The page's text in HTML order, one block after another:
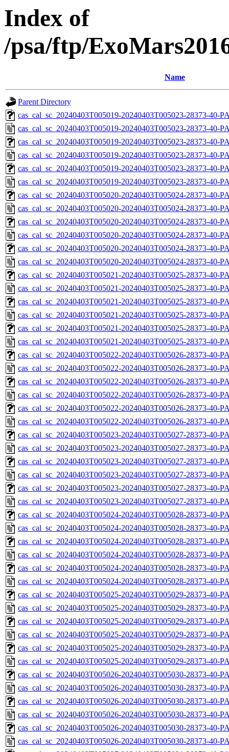
Index of
/psa/ftp/
Name
Parent Directory
cas_cal_sc_20240403T005019-20240403T005023-28373-40-
cas_cal_sc_20240403T005019-20240403T005023-28373-40-
cas_cal_sc_20240403T005019-20240403T005023-28373-40-
cas_cal_sc_20240403T005019-20240403T005023-28373-40-
cas_cal_sc_20240403T005019-20240403T005023-28373-40-
cas_cal_sc_20240403T005019-20240403T005023-28373-40-
cas_cal_sc_20240403T005020-20240403T005024-28373-40-
cas_cal_sc_20240403T005020-20240403T005024-28373-40-
cas_cal_sc_20240403T005020-20240403T005024-28373-40-
cas_cal_sc_20240403T005020-20240403T005024-28373-40-
cas_cal_sc_20240403T005020-20240403T005024-28373-40-
cas_cal_sc_20240403T005020-20240403T005024-28373-40-
cas_cal_sc_20240403T005021-20240403T005025-28373-40-
cas_cal_sc_20240403T005021-20240403T005025-28373-40-
cas_cal_sc_20240403T005021-20240403T005025-28373-40-
cas_cal_sc_20240403T005021-20240403T005025-28373-40-
cas_cal_sc_20240403T005021-20240403T005025-28373-40-
cas_cal_sc_20240403T005021-20240403T005025-28373-40-
cas_cal_sc_20240403T005022-20240403T005026-28373-40-
cas_cal_sc_20240403T005022-20240403T005026-28373-40-
cas_cal_sc_20240403T005022-20240403T005026-28373-40-
cas_cal_sc_20240403T005022-20240403T005026-28373-40-
cas_cal_sc_20240403T005022-20240403T005026-28373-40-
cas_cal_sc_20240403T005022-20240403T005026-28373-40-
cas_cal_sc_20240403T005023-20240403T005027-28373-40-
cas_cal_sc_20240403T005023-20240403T005027-28373-40-
cas_cal_sc_20240403T005023-20240403T005027-28373-40-
cas_cal_sc_20240403T005023-20240403T005027-28373-40-
cas_cal_sc_20240403T005023-20240403T005027-28373-40-
cas_cal_sc_20240403T005023-20240403T005027-28373-40-
cas_cal_sc_20240403T005024-20240403T005028-28373-40-
cas_cal_sc_20240403T005024-20240403T005028-28373-40-
cas_cal_sc_20240403T005024-20240403T005028-28373-40-
cas_cal_sc_20240403T005024-20240403T005028-28373-40-
cas_cal_sc_20240403T005024-20240403T005028-28373-40-
cas_cal_sc_20240403T005024-20240403T005028-28373-40-
cas_cal_sc_20240403T005025-20240403T005029-28373-40-
cas_cal_sc_20240403T005025-20240403T005029-28373-40-
cas_cal_sc_20240403T005025-20240403T005029-28373-40-
cas_cal_sc_20240403T005025-20240403T005029-28373-40-
cas_cal_sc_20240403T005025-20240403T005029-28373-40-
cas_cal_sc_20240403T005025-20240403T005029-28373-40-
cas_cal_sc_20240403T005026-20240403T005030-28373-40-
cas_cal_sc_20240403T005026-20240403T005030-28373-40-
cas_cal_sc_20240403T005026-20240403T005030-28373-40-
cas_cal_sc_20240403T005026-20240403T005030-28373-40-
cas_cal_sc_20240403T005026-20240403T005030-28373-40-
cas_cal_sc_20240403T005026-20240403T005030-28373-40-